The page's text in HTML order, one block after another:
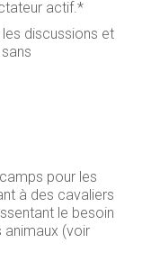
actif.*
discussions et
pour les
à des cavaliers
le besoin
(voir